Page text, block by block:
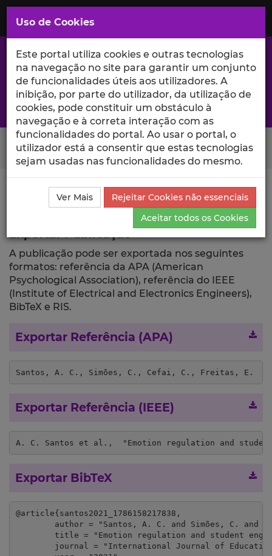
Saltar
para
Conteúdo
Principal
A excelência da investigação e ciência no Iscte
Search Button
Ciência_Iscte Publicações
Descrição Detalhada da
Publicação
Exportar
A publicação pode ser exportada nos seguintes
formatos: referência da APA (American
Psychological Association), referência do IEEE
(Institute of Electrical and Electronics Engineers),
BibTeX e RIS.
Exportar Referência (APA)
Santos, A. C., Simões, C., Cefai, C., Freitas, E.  &
Exportar Referência (IEEE)
A. C. Santos et al.,  "Emotion regulation and
Exportar BibTeX
@article{santos2021_1786158217838,
Uso de Cookies
Este portal utiliza cookies e outras tecnologias
na navegação no site para garantir um conjunto
de funcionalidades úteis aos utilizadores. A
inibição, por parte do utilizador, da utilização de
cookies, pode constituir um obstáculo à
navegação e à correta interação com as
funcionalidades do portal. Ao usar o portal, o
utilizador está a consentir que estas tecnologias
sejam usadas nas funcionalidades do mesmo.
Ver Mais
Rejeitar Cookies não essenciais
Aceitar todos os Cookies